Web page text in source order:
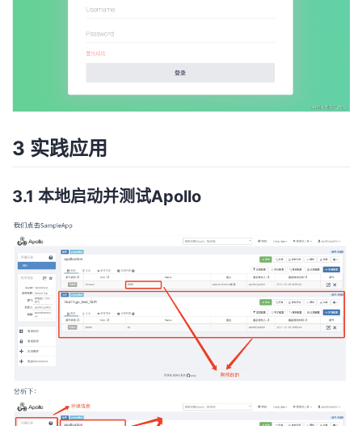
3 实践应用
3.1 本地启动并测试Apollo